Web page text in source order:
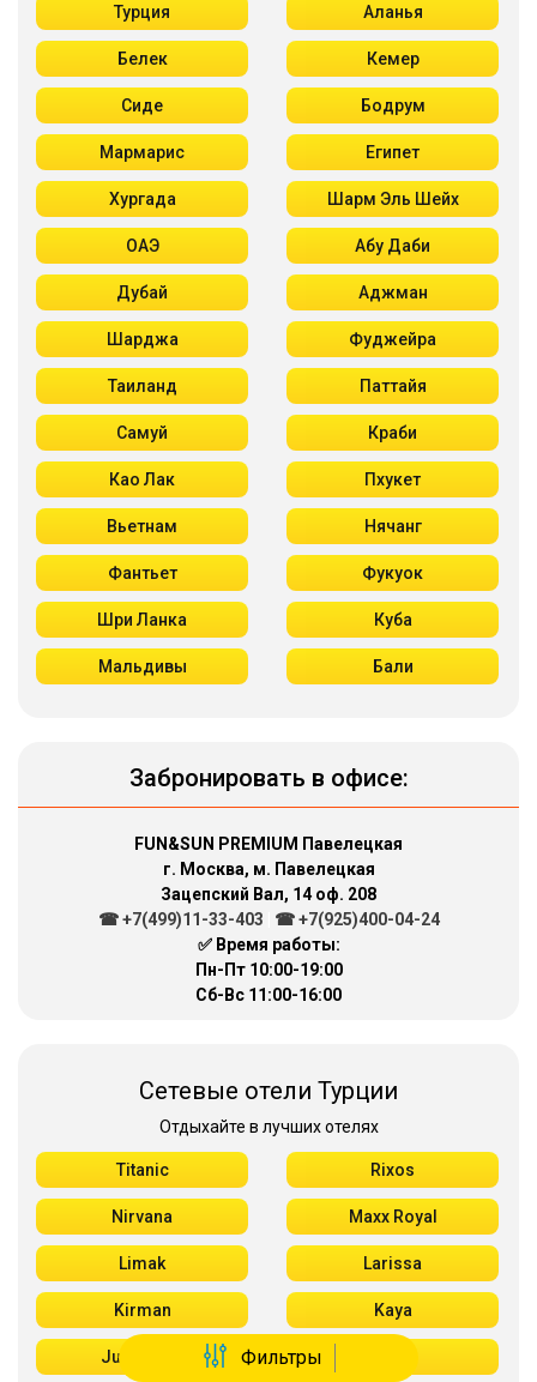
Фильтры
Турция Аланья
Белек Кемер
Сиде Бодрум
Мармарис Египет
Хургада Шарм Эль Шейх
ОАЭ Абу Даби
Дубай Аджман
Шарджа Фуджейра
Таиланд Паттайя
Самуй Краби
Као Лак Пхукет
Вьетнам Нячанг
Фантьет Фукуок
Шри Ланка Куба
Мальдивы Бали
Забронировать в офисе:
FUN&SUN PREMIUM Павелецкая
г. Москва, м. Павелецкая
Зацепский Вал, 14 оф. 208
☎ +7(499)11-33-403
☎ +7(925)400-04-24
✅ Время работы:
Пн-Пт 10:00-19:00
Сб-Вс 11:00-16:00
Сетевые отели Турции
Отдыхайте в лучших отелях
Titanic Rixos
Nirvana Maxx Royal
Limak Larissa
Kirman Kaya
Justiniano